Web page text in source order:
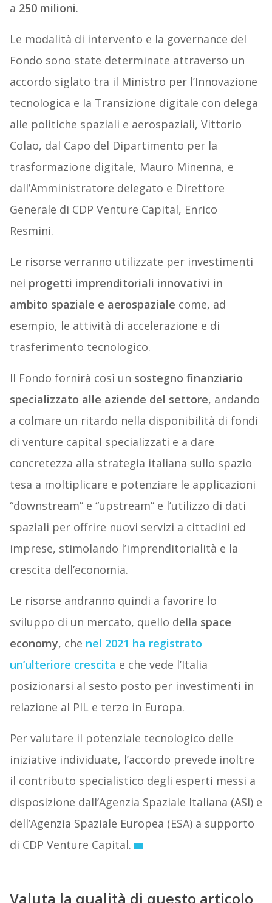
a 250 milioni.
Le modalità di intervento e la governance del
Fondo sono state determinate attraverso un
accordo siglato tra il Ministro per l’Innovazione
tecnologica e la Transizione digitale con delega
alle politiche spaziali e aerospaziali, Vittorio
Colao, dal Capo del Dipartimento per la
trasformazione digitale, Mauro Minenna, e
dall’Amministratore delegato e Direttore
Generale di CDP Venture Capital, Enrico
Resmini.
Le risorse verranno utilizzate per investimenti
nei progetti imprenditoriali innovativi in
ambito spaziale e aerospaziale come, ad
esempio, le attività di accelerazione e di
trasferimento tecnologico.
Il Fondo fornirà così un sostegno finanziario
specializzato alle aziende del settore, andando
a colmare un ritardo nella disponibilità di fondi
di venture capital specializzati e a dare
concretezza alla strategia italiana sullo spazio
tesa a moltiplicare e potenziare le applicazioni
“downstream” e “upstream” e l’utilizzo di dati
spaziali per offrire nuovi servizi a cittadini ed
imprese, stimolando l’imprenditorialità e la
crescita dell’economia.
Le risorse andranno quindi a favorire lo
sviluppo di un mercato, quello della space
economy, che nel 2021 ha registrato
un’ulteriore crescita e che vede l’Italia
posizionarsi al sesto posto per investimenti in
relazione al PIL e terzo in Europa.
Per valutare il potenziale tecnologico delle
iniziative individuate, l’accordo prevede inoltre
il contributo specialistico degli esperti messi a
disposizione dall’Agenzia Spaziale Italiana (ASI) e
dell’Agenzia Spaziale Europea (ESA) a supporto
di CDP Venture Capital.
Valuta la qualità di questo articolo